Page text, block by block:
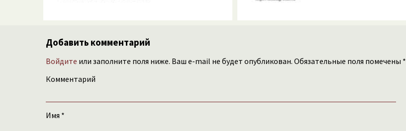
Добавить комментарий
Войдите или заполните поля ниже. Ваш e-mail не будет опубликован. Обязательные поля помечены *
Комментарий
Имя *